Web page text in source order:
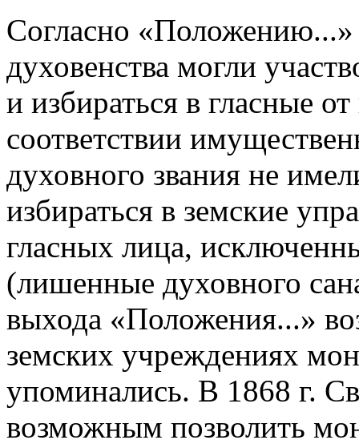
Согласно «Положению...»
духовенства могли
и избираться в гласные
соответствии
духовного звания не
избираться в земские
гласных лица,
(лишенные духовного
выхода «Положения...»
земских учреждениях
упоминались. В 1868 г.
возможным позволить